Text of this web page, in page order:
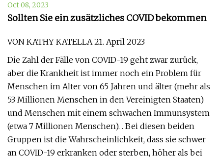
Oct 08, 2023
Sollten Sie ein zusätzliches COVID bekommen
VON KATHY KATELLA 21. April 2023
Die Zahl der Fälle von COVID-19 geht zwar zurück,
aber die Krankheit ist immer noch ein Problem für
Menschen im Alter von 65 Jahren und älter (mehr als
53 Millionen Menschen in den Vereinigten Staaten)
und Menschen mit einem schwachen Immunsystem
(etwa 7 Millionen Menschen). . Bei diesen beiden
Gruppen ist die Wahrscheinlichkeit, dass sie schwer
an COVID-19 erkranken oder sterben, höher als bei